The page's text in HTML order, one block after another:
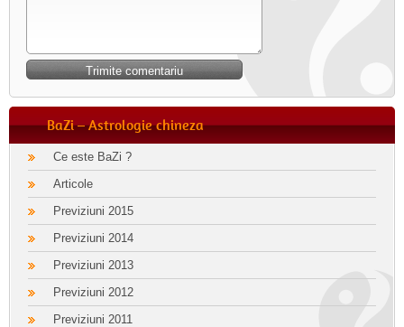
BaZi – Astrologie chineza
Ce este BaZi ?
Articole
Previziuni 2015
Previziuni 2014
Previziuni 2013
Previziuni 2012
Previziuni 2011